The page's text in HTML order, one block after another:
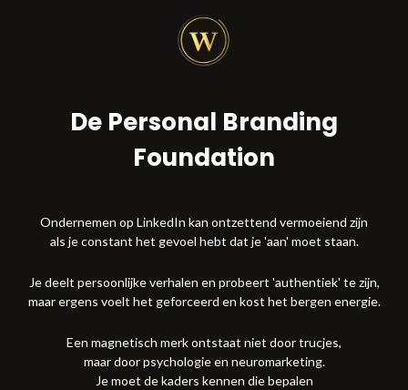
De Personal Branding
Foundation
Ondernemen op LinkedIn kan ontzettend vermoeiend zijn
als je constant het gevoel hebt dat je 'aan' moet staan.
Je deelt persoonlijke verhalen en probeert 'authentiek' te zijn,
maar ergens voelt het geforceerd en kost het bergen energie.
Een magnetisch merk ontstaat niet door trucjes,
maar door psychologie en neuromarketing.
Je moet de kaders kennen die bepalen